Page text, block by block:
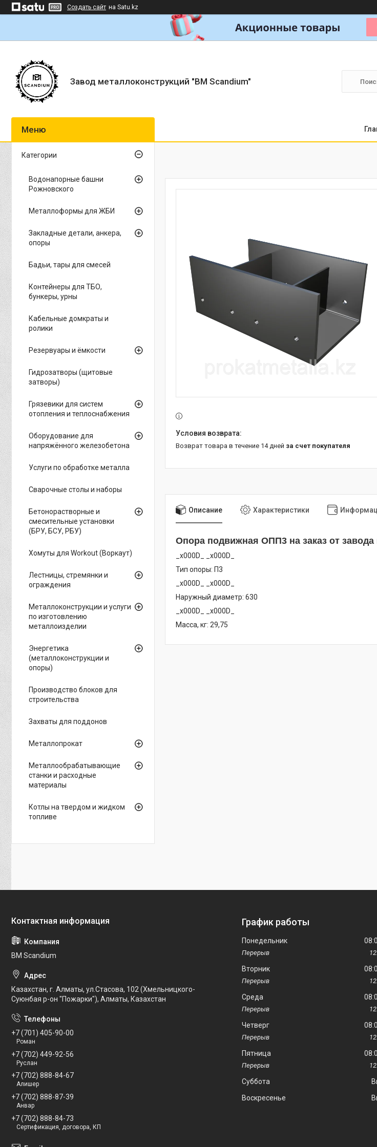
Создать сайт на Satu.kz
Завод металлоконструкций "BM Scandium"
возврат товара в течение 14 дней за счет покупателя
Описание Характеристики
Опора подвижная ОПП3 на заказ от
_x000D_ _x000D_
Тип опоры: П3
_x000D_ _x000D_
Наружный диаметр: 630
_x000D_ _x000D_
Масса, кг: 29,75
Категории
Водонапорные башни
Рожновского
Металлоформы для ЖБИ
Закладные детали, анкера,
опоры
Бадьи, тары для смесей
Контейнеры для ТБО,
бункеры, урны
Кабельные домкраты и
ролики
Резервуары и ёмкости
Гидрозатворы (щитовые
затворы)
Грязевики для систем
отопления и теплоснабжения
Оборудование для
напряжённого железобетона
Услуги по обработке металла
Сварочные столы и наборы
Бетонорастворные и
смесительные установки
(БРУ, БСУ, РБУ)
Хомуты для Workout (Воркаут)
Лестницы, стремянки и
ограждения
Металлоконструкции и услуги
по изготовлению
металлоизделии
Энергетика
(металлоконструкции и
опоры)
Производство блоков для
строительства
Захваты для поддонов
Металлопрокат
Металлообрабатывающие
станки и расходные
материалы
Котлы на твердом и жидком
топливе
BM Scandium
Казахстан, г. Алматы, ул.Стасова, 102 (Хмельницкого-
Суюнбая р-он "Пожарки"), Алматы, Казахстан
+7 (701) 405-90-00
Роман
+7 (702) 449-92-56
Руслан
+7 (702) 888-84-67
Алишер
+7 (702) 888-87-39
Анвар
+7 (702) 888-84-73
Сертификация, договора, КП
График работы
Понедельник
Вторник
Среда
Четверг
Пятница
Суббота
Воскресенье